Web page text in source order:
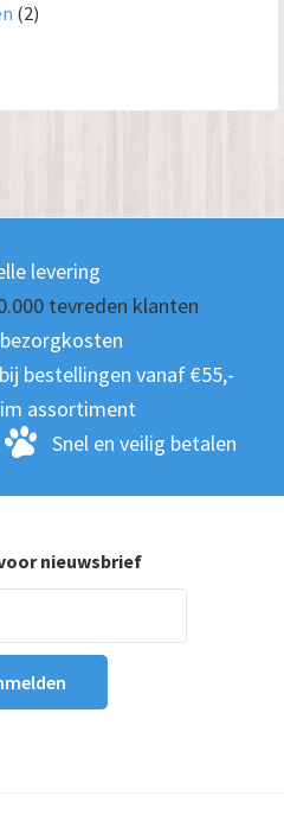
(2)
levering
tevreden klanten
bestellingen vanaf €55,-
assortiment
Snel en veilig betalen
nieuwsbrief